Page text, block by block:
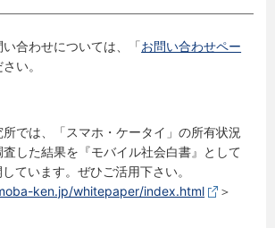
合わせについては、「お問い合わせペー
い。
では、「スマホ・ケータイ」の所有状況
した結果を『モバイル社会白書』として
ています。ぜひご活用下さい。
ken.jp/whitepaper/index.html ＞